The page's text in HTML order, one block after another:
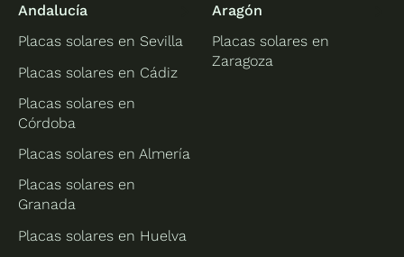
Andalucía
Placas solares en Sevilla
Placas solares en Cádiz
Placas solares en
Córdoba
Placas solares en Almería
Placas solares en
Granada
Placas solares en Huelva
Aragón
Placas solares en
Zaragoza